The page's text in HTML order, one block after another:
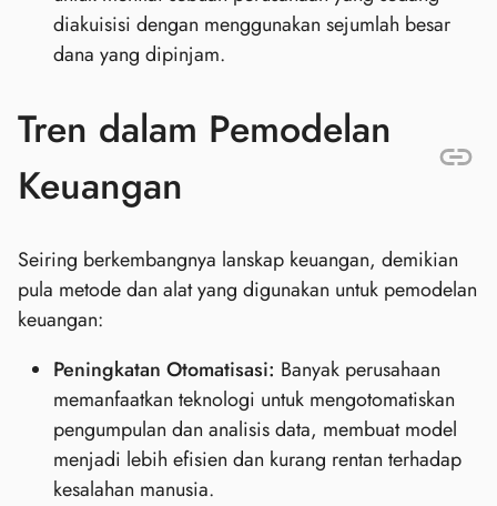
diakuisisi dengan menggunakan sejumlah besar
dana yang dipinjam.
Tren dalam Pemodelan
Keuangan
Seiring berkembangnya lanskap keuangan, demikian
pula metode dan alat yang digunakan untuk pemodelan
keuangan:
Peningkatan Otomatisasi: Banyak perusahaan
memanfaatkan teknologi untuk mengotomatiskan
pengumpulan dan analisis data, membuat model
menjadi lebih efisien dan kurang rentan terhadap
kesalahan manusia.